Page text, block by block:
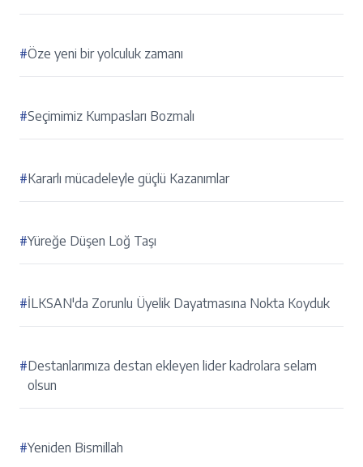
#Öze yeni bir yolculuk zamanı
#Seçimimiz Kumpasları Bozmalı
#Kararlı mücadeleyle güçlü Kazanımlar
#Yüreğe Düşen Loğ Taşı
#İLKSAN'da Zorunlu Üyelik Dayatmasına Nokta Koyduk
#Destanlarımıza destan ekleyen lider kadrolara selam
olsun
#Yeniden Bismillah